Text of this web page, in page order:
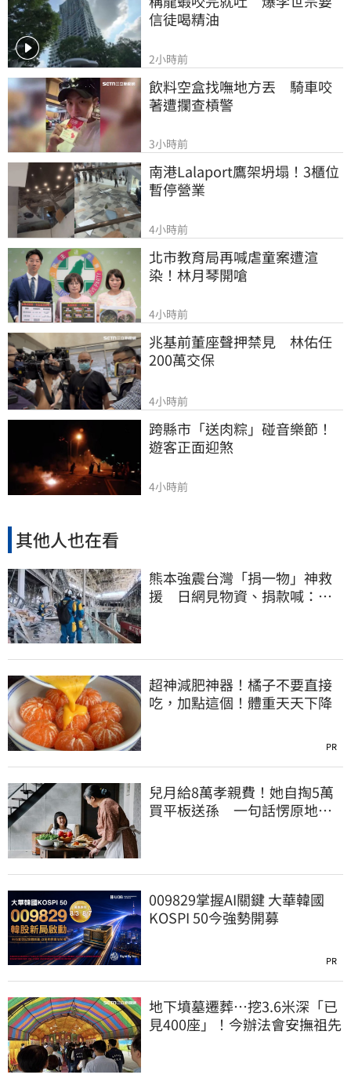
信徒喝精油
2小時前
飲料空盒找嘸地方丟　騎車咬
著遭攔查槓警
3小時前
南港Lalaport鷹架坍塌！3櫃位
暫停營業
4小時前
北市教育局再喊虐童案遭渲
染！林月琴開嗆
4小時前
兆基前董座聲押禁見　林佑任
200萬交保
4小時前
跨縣市「送肉粽」碰音樂節！
遊客正面迎煞
4小時前
其他人也在看
熊本強震台灣「捐一物」神救
援 日網見物資、捐款喊：給
超神減肥神器！橘子不要直接
吃，加點這個！體重天天下降
PR
兒月給8萬孝親費！她自掏5萬
買平板送孫 一句話愣原地
009829掌握AI關鍵 大華韓國
KOSPI 50今強勢開募
PR
地下墳墓遷葬…挖3.6米深「已
見400座」！今辦法會安撫祖先